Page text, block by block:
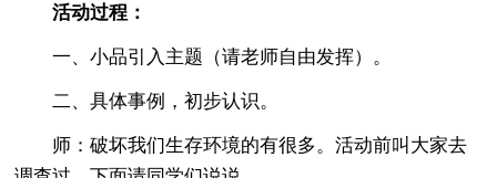
活动过程：
一、小品引入主题（请老师自由发挥）。
二、具体事例，初步认识。
师：破坏我们生存环境的有很多。活动前叫大家去